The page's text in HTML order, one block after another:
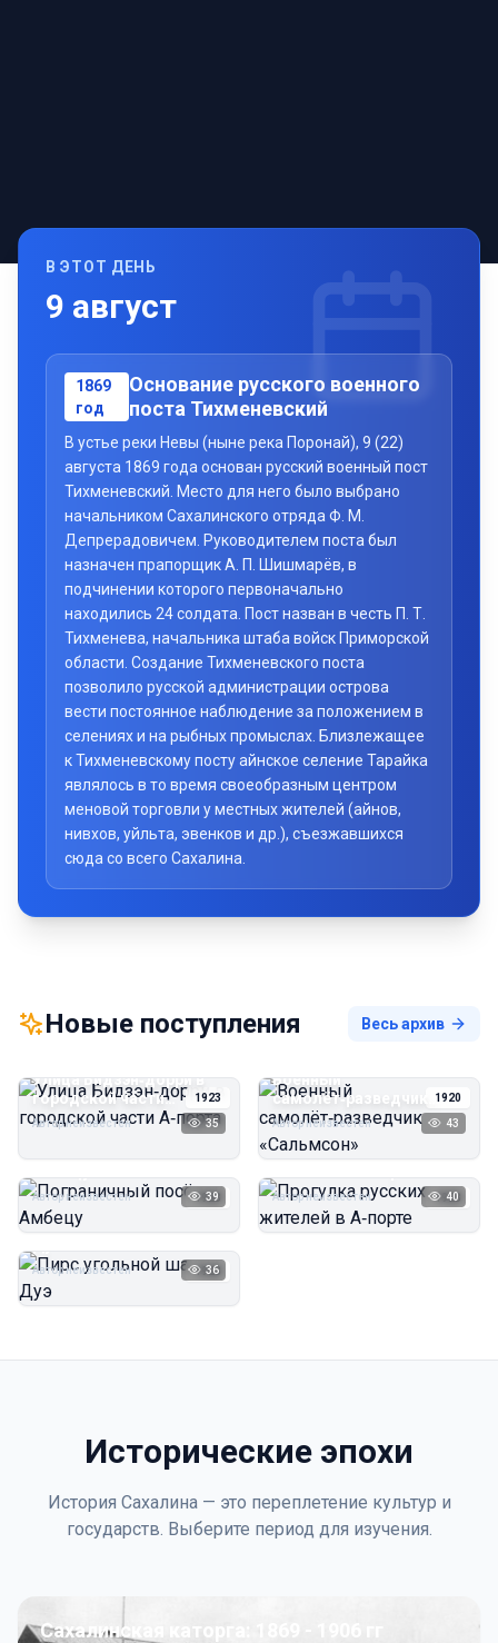
В ЭТОТ ДЕНЬ
9 август
1869
год
Основание русского военного
поста Тихменевский
В устье реки Невы (ныне река Поронай), 9 (22)
августа 1869 года основан русский военный пост
Тихменевский. Место для него было выбрано
начальником Сахалинского отряда Ф. М.
Депрерадовичем. Руководителем поста был
назначен прапорщик А. П. Шишмарёв, в
подчинении которого первоначально
находились 24 солдата. Пост назван в честь П. Т.
Тихменева, начальника штаба войск Приморской
области. Создание Тихменевского поста
позволило русской администрации острова
вести постоянное наблюдение за положением в
селениях и на рыбных промыслах. Близлежащее
к Тихменевскому посту айнское селение Тарайка
являлось в то время своеобразным центром
меновой торговли у местных жителей (айнов,
нивхов, уйльта, эвенков и др.), съезжавшихся
сюда со всего Сахалина.
Новые поступления Весь архив
1923
Улица Бидзэн‑дорри в
городской части
А‑порта
Автор неизвестен 35
1920
Военный
самолёт‑разведчик
«Сальмсон»
Автор неизвестен 43
1923
Автор неизвестен 39 1923
Прогулка русских
Автор неизвестен 40
1923
Пирс угольной шахты
Автор неизвестен 36
Исторические эпохи
История Сахалина — это переплетение культур и
государств. Выберите период для изучения.
Сахалинская каторга: 1869 - 1906 гг